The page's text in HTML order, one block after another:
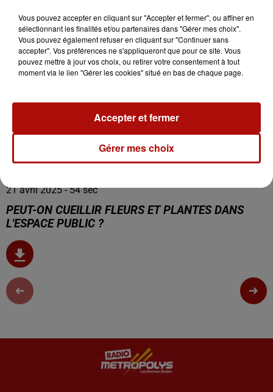
54 sec
21 avril 2025 - 54 sec
PEUT-ON CUEILLIR FLEURS ET PLANTES DANS
L'ESPACE PUBLIC ?
Vous pouvez accepter en cliquant sur "Accepter et fermer", ou affiner en
sélectionnant les finalités et/ou partenaires dans "Gérer mes choix".
Vous pouvez également refuser en cliquant sur "Continuer sans
accepter". Vos préférences ne s'appliqueront que pour ce site. Vous
pouvez mettre à jour vos choix, ou retirer votre consentement à tout
moment via le lien "Gérer les cookies" situé en bas de chaque page.
Gérer mes choix
Accepter et fermer